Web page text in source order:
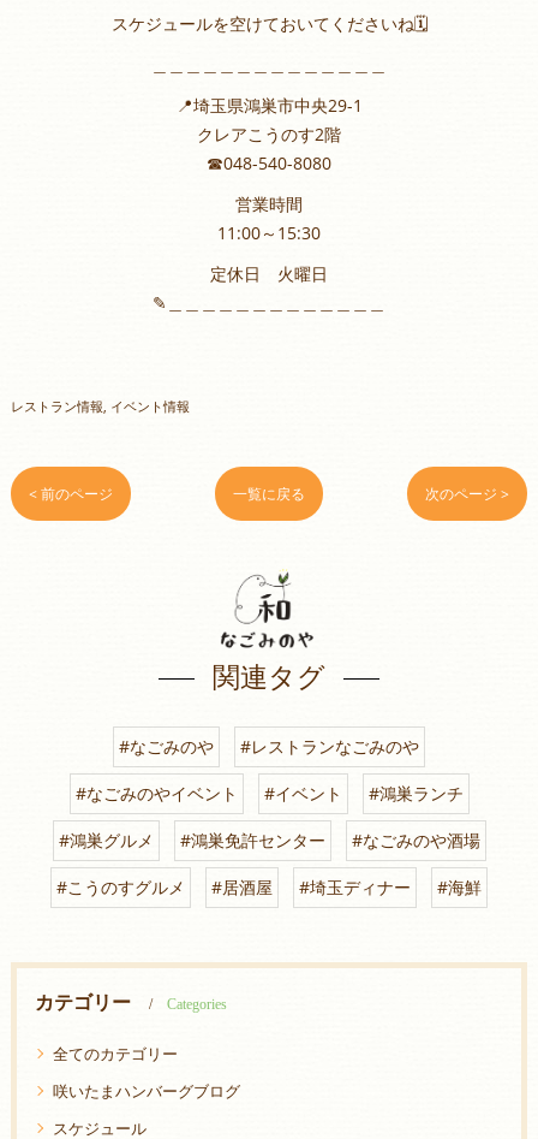
スケジュールを空けておいてくださいね🗓️
📍埼玉県鴻巣市中央29-1
クレアこうのす2階
☎︎048-540-8080
営業時間
11:00～15:30
定休日 火曜日
✎︎＿＿＿＿＿＿＿＿＿＿＿＿＿
レストラン情報 イベント情報
< 前のページ 一覧に戻る 次のページ >
関連タグ
#なごみのや #レストランなごみのや
#なごみのやイベント #イベント #鴻巣ランチ
#鴻巣グルメ #鴻巣免許センター #なごみのや酒場
#こうのすグルメ #居酒屋 #埼玉ディナー #海鮮
カテゴリー Categories
全てのカテゴリー
咲いたまハンバーグブログ
スケジュール